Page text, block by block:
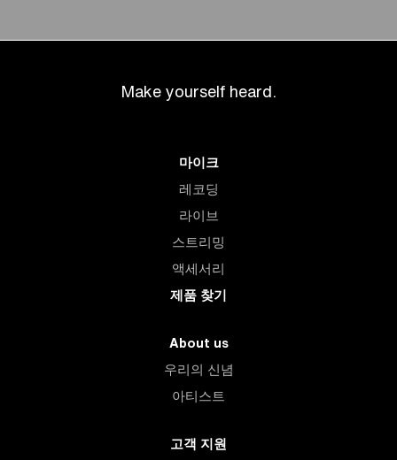
Make yourself heard.
마이크
레코딩
라이브
스트리밍
액세서리
제품 찾기
About us
우리의 신념
아티스트
고객 지원